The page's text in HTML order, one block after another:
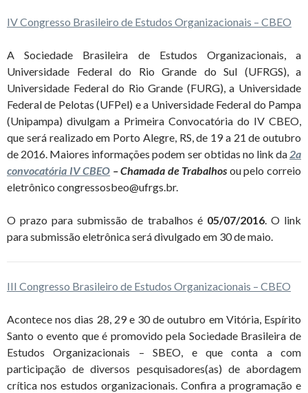
IV Congresso Brasileiro de Estudos Organizacionais – CBEO
A Sociedade Brasileira de Estudos Organizacionais, a
Universidade Federal do Rio Grande do Sul (UFRGS), a
Universidade Federal do Rio Grande (FURG), a Universidade
Federal de Pelotas (UFPel) e a Universidade Federal do Pampa
(Unipampa) divulgam a Primeira Convocatória do IV CBEO,
que será realizado em Porto Alegre, RS, de 19 a 21 de outubro
de 2016. Maiores informações podem ser obtidas no link da2a
convocatória IV CBEO – Chamada de Trabalhos ou pelo correio
eletrônico congressosbeo@ufrgs.br.
O prazo para submissão de trabalhos é 05/07/2016. O link
para submissão eletrônica será divulgado em 30 de maio.
III Congresso Brasileiro de Estudos Organizacionais – CBEO
Acontece nos dias 28, 29 e 30 de outubro em Vitória, Espírito
Santo o evento que é promovido pela Sociedade Brasileira de
Estudos Organizacionais – SBEO, e que conta a com
participação de diversos pesquisadores(as) de abordagem
crítica nos estudos organizacionais. Confira a programação e